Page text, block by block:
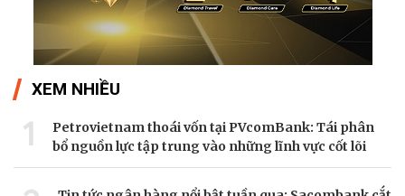
XEM NHIỀU
1
Petrovietnam thoái vốn tại PVcomBank: Tái phân
bổ nguồn lực tập trung vào những lĩnh vực cốt lõi